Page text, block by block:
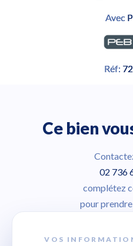
Avec
Réf:
Ce bien
02 736
complétez
pour
VOS